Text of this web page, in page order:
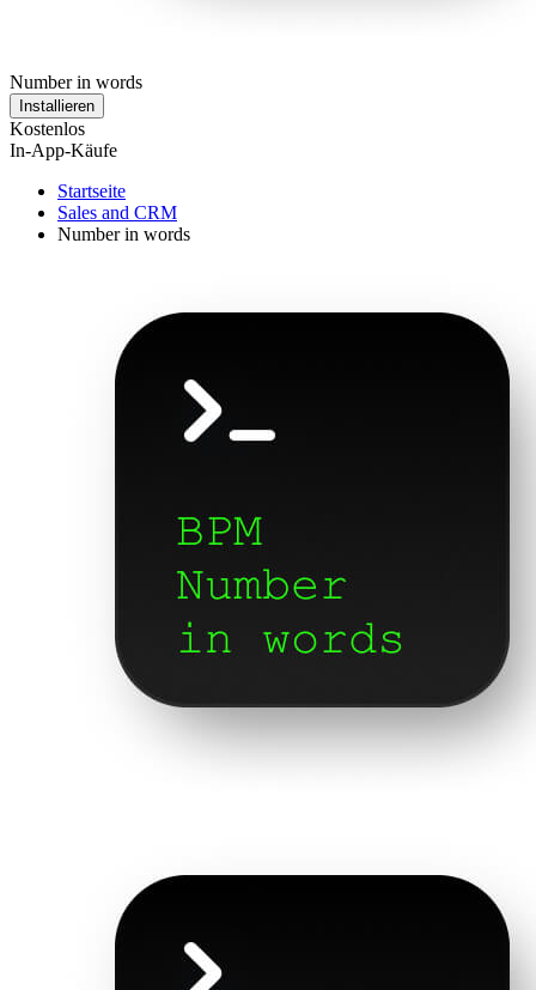
Number in words
Installieren
Kostenlos
In-App-Käufe
Startseite
Sales and CRM
Number in words